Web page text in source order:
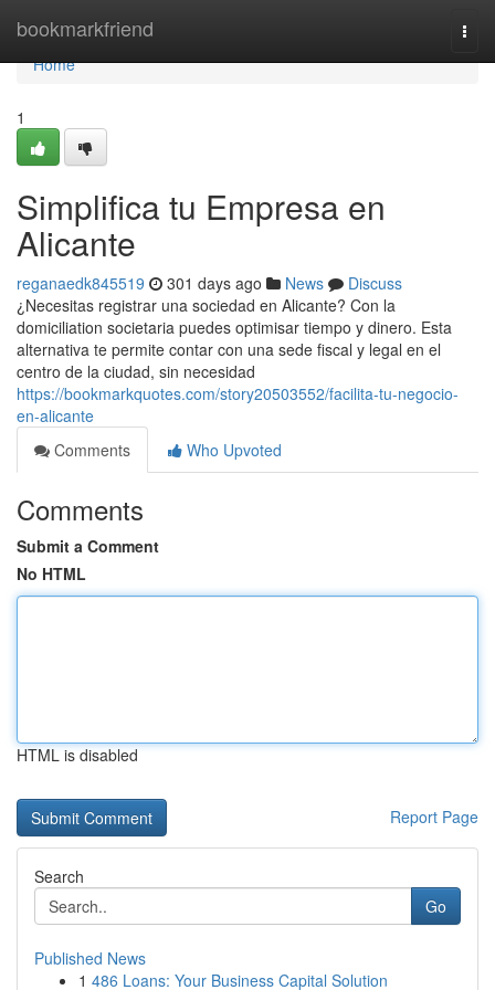
bookmarkfriend
Home
Home
1
Simplifica tu Empresa en
Alicante
reganaedk845519 301 days ago News
Discuss
¿Necesitas registrar una sociedad en Alicante? Con la
domiciliation societaria puedes optimisar tiempo y dinero. Esta
alternativa te permite contar con una sede fiscal y legal en el
centro de la ciudad, sin necesidad
https://bookmarkquotes.com/story20503552/facilita-tu-negocio-
en-alicante
Comments
Who Upvoted
Comments
Submit a Comment
No HTML
HTML is disabled
Report Page
Search
Go
Published News
1 486 Loans: Your Business Capital Solution